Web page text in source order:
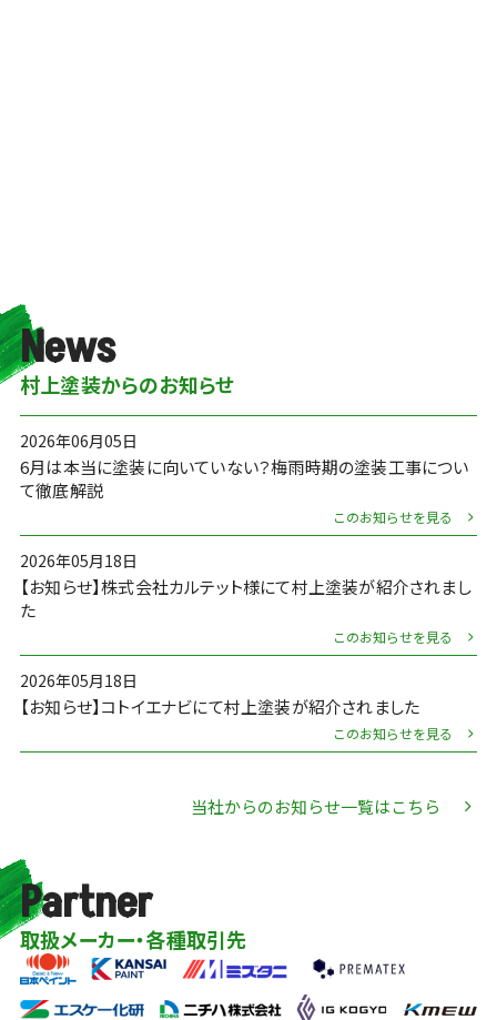
News
村上塗装からのお知らせ
2026年06月05日
6月は本当に塗装に向いていない？梅雨時期の塗装工事につい
て徹底解説
このお知らせを見る
2026年05月18日
【お知らせ】株式会社カルテット様にて村上塗装が紹介されまし
た
このお知らせを見る
2026年05月18日
【お知らせ】コトイエナビにて村上塗装が紹介されました
このお知らせを見る
当社からのお知らせ一覧はこちら
Partner
取扱メーカー・各種取引先